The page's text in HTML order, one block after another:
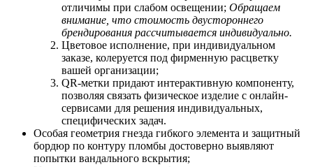
отличимы при слабом освещении; Обращаем
внимание, что стоимость двустороннего
брендирования рассчитывается индивидуально.
Цветовое исполнение, при индивидуальном
заказе, колеруется под фирменную расцветку
вашей организации;
QR-метки придают интерактивную компоненту,
позволяя связать физическое изделие с онлайн-
сервисами для решения индивидуальных,
специфических задач.
Особая геометрия гнезда гибкого элемента и защитный
бордюр по контуру пломбы достоверно выявляют
попытки вандального вскрытия;